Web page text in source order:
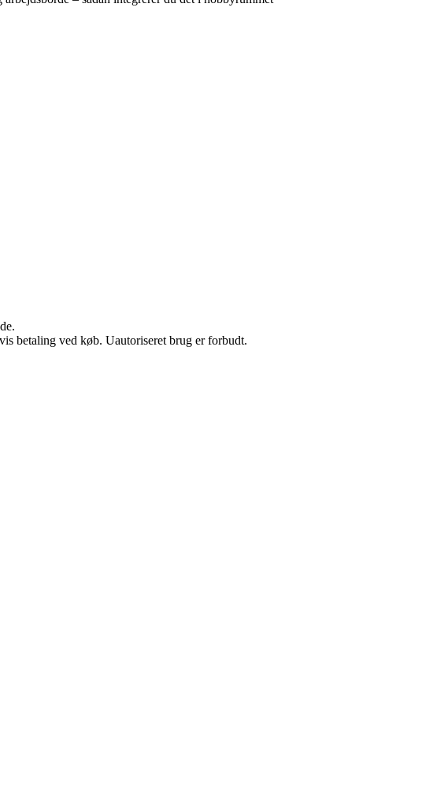
betaling ved køb. Uautoriseret brug er forbudt.